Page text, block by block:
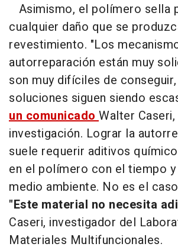
Asimismo, el polímero sella
cualquier daño que se
revestimiento. "Los
autorreparación están muy
son muy difíciles de
soluciones siguen siendo
un comunicadoWalter
investigación. Lograr la
suele requerir aditivos
en el polímero con el tiempo
medio ambiente. No es el
"Este material no necesita
Caseri, investigador del
Materiales Multifuncionales.